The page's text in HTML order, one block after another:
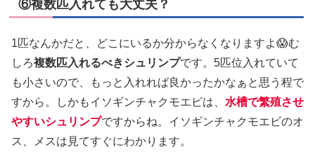
⑥複数匹入れても大丈夫？
1匹なんかだと、どこにいるか分からなくなりますよ😱む
しろ複数匹入れるべきシュリンプです。5匹位入れていて
も小さいので、もっと入れれば良かったかなぁと思う程で
すから。しかもイソギンチャクモエビは、 水槽で繁殖させ
やすいシュリンプですからね。イソギンチャクモエビのオ
ス、メスは見てすぐにわかります。